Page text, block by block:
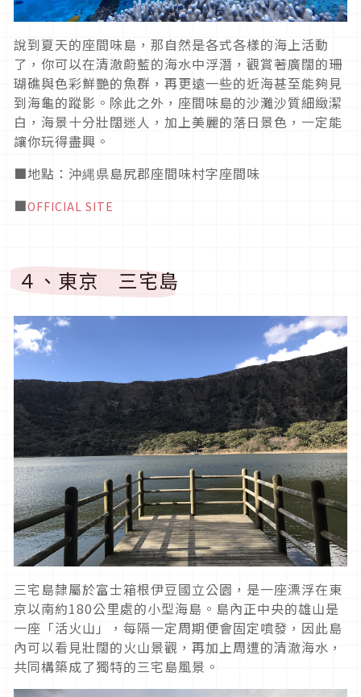
說到夏天的座間味島，那自然是各式各樣的海上活動
了，你可以在清澈蔚藍的海水中浮潛，觀賞著廣闊的珊
瑚礁與色彩鮮艷的魚群，再更遠一些的近海甚至能夠見
到海龜的蹤影。除此之外，座間味島的沙灘沙質細緻潔
白，海景十分壯闊迷人，加上美麗的落日景色，一定能
讓你玩得盡興。
■地點：沖縄県島尻郡座間味村字座間味
■OFFICIAL SITE
４、東京 三宅島
三宅島隸屬於富士箱根伊豆國立公園，是一座漂浮在東
京以南約180公里處的小型海島。島內正中央的雄山是
一座「活火山」，每隔一定周期便會固定噴發，因此島
內可以看見壯闊的火山景觀，再加上周遭的清澈海水，
共同構築成了獨特的三宅島風景。